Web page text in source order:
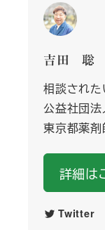
吉田 聡
相談され
公益社団法
東京都薬剤
詳細は
Twitter